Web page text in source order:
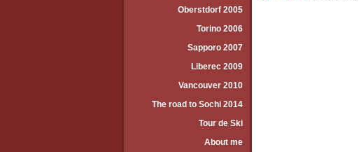
Oberstdorf 2005
Torino 2006
Sapporo 2007
Liberec 2009
Vancouver 2010
The road to Sochi 2014
Tour de Ski
About me